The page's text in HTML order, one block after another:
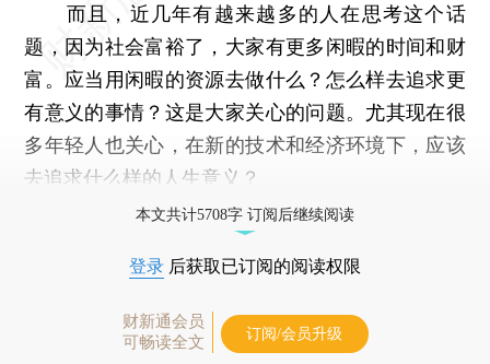
而且，近几年有越来越多的人在思考这个话
题，因为社会富裕了，大家有更多闲暇的时间和财
富。应当用闲暇的资源去做什么？怎么样去追求更
有意义的事情？这是大家关心的问题。尤其现在很
多年轻人也关心，在新的技术和经济环境下，应该
去追求什么样的人生意义？
本文共计5708字 订阅后继续阅读
登录 后获取已订阅的阅读权限
财新通会员
可畅读全文
订阅/会员升级